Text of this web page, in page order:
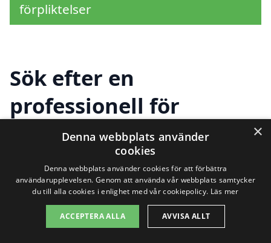
förpliktelser
Sök efter en
professionell för
byggstädning i andra
städer nära Tjuvkil
Att hitta en pålitlig firma för
byggstädning i Tjuvkil kan vara en
×
Denna webbplats använder
cookies
Denna webbplats använder cookies för att förbättra
användarupplevelsen. Genom att använda vår webbplats samtycker
du till alla cookies i enlighet med vår cookiepolicy. Läs mer
ACCEPTERA ALLA AVVISA ALLT